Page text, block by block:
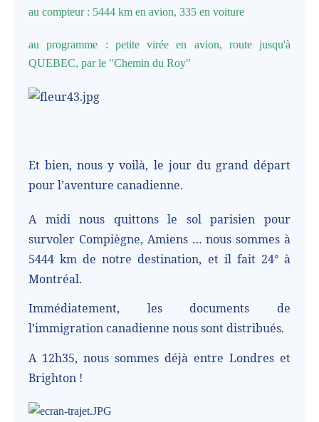
au compteur : 5444 km en avion, 335 en voiture
au programme : petite virée en avion, route jusqu'à
QUEBEC, par le "Chemin du Roy"
Et bien, nous y voilà, le jour du grand départ
pour l’aventure canadienne.
A midi nous quittons le sol parisien pour
survoler Compiègne, Amiens … nous sommes à
5444 km de notre destination, et il fait 24° à
Montréal.
Immédiatement, les documents de
l’immigration canadienne nous sont distribués.
A 12h35, nous sommes déjà entre Londres et
Brighton !